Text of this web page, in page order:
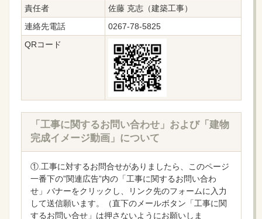
責任者
佐藤 克志（建築工事）
連絡先電話
0267-78-5825
QRコード
「工事に関するお問い合わせ」および「建物
完成イメージ動画」について
①.工事に対するお問合せがありましたら、このページ
一番下の”関連広告”内の「工事に関するお問い合わ
せ」バナーをクリックし、リンク先のフォームに入力
して送信願います。（直下のメールボタン「工事に関
するお問い合せ」は押さないようにお願いしま